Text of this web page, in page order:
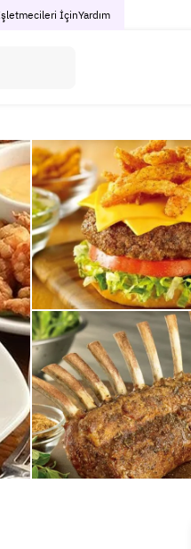
İçinYardım